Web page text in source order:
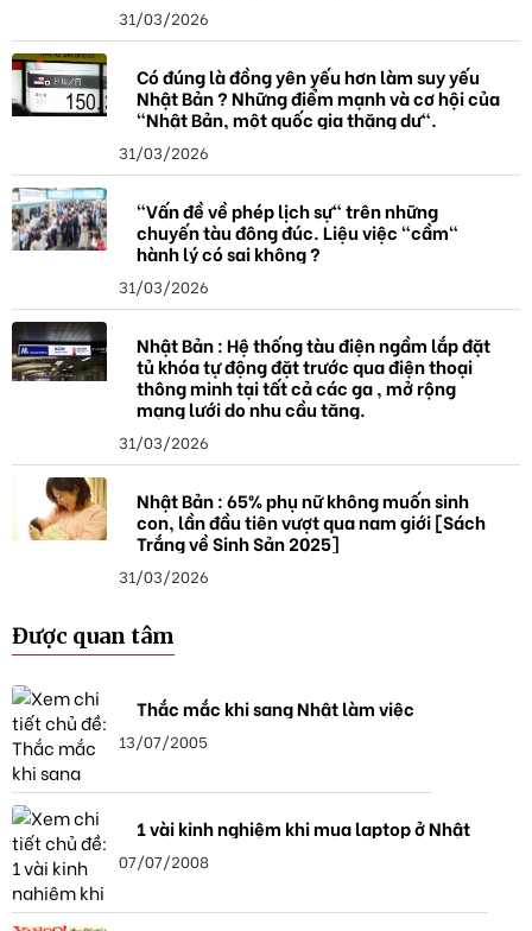
31/03/2026
Có đúng là đồng yên yếu hơn làm suy yếu
Nhật Bản ? Những điểm mạnh và cơ hội của
"Nhật Bản, một quốc gia thặng dư".
31/03/2026
"Vấn đề về phép lịch sự" trên những
chuyến tàu đông đúc. Liệu việc "cầm"
hành lý có sai không ?
31/03/2026
Nhật Bản : Hệ thống tàu điện ngầm lắp đặt
tủ khóa tự động đặt trước qua điện thoại
thông minh tại tất cả các ga , mở rộng
mạng lưới do nhu cầu tăng.
31/03/2026
Nhật Bản : 65% phụ nữ không muốn sinh
con, lần đầu tiên vượt qua nam giới [Sách
Trắng về Sinh Sản 2025]
31/03/2026
Được quan tâm
Thắc mắc khi sang Nhật làm việc
13/07/2005
1 vài kinh nghiệm khi mua laptop ở Nhật
07/07/2008